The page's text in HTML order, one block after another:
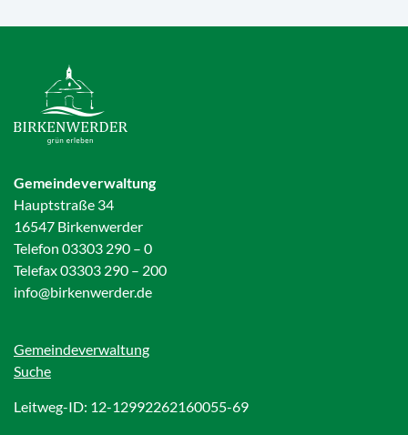
Gemeindeverwaltung
Hauptstraße 34
16547 Birkenwerder
Telefon 03303 290 – 0
Telefax 03303 290 – 200
info@birkenwerder.de
Gemeindeverwaltung
Suche
Leitweg-ID: 12-12992262160055-69